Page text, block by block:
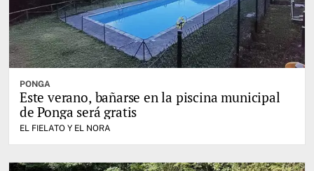
PONGA
Este verano, bañarse en la piscina municipal
de Ponga será gratis
EL FIELATO Y EL NORA